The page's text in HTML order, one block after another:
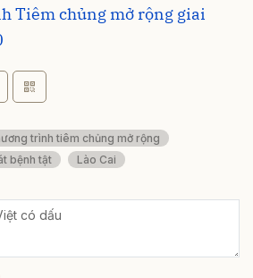
Tiêm chủng mở rộng giai
trình tiêm chủng mở rộng
bệnh tật
Lào Cai